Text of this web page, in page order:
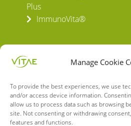
Manage Cookie
To provide the best experiences, we use
and/or access device information.
allow us to process data such as browsing
site. Not consenting or withdrawing
features and functions.
Plus
ImmunoVita®
VITAE HEALTH
C/ Verneda del
08160 Montmeló